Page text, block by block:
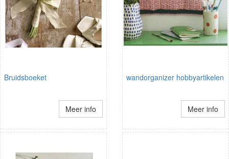
Bruidsboeket
Meer info
wandorganizer hobbyartikelen
Meer info